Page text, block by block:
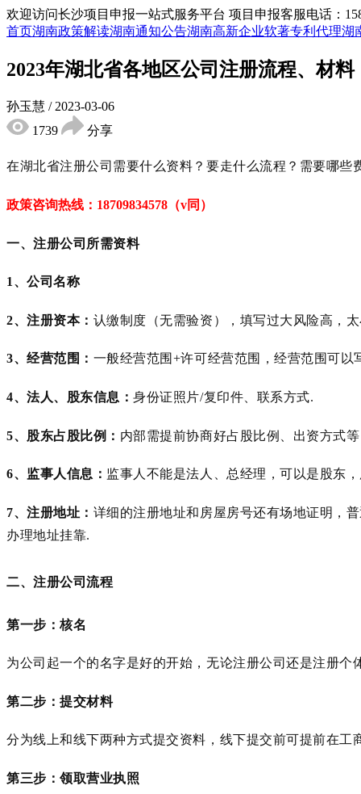
欢迎访问长沙项目申报一站式服务平台 项目申报客服电话：
首页湖南政策解读湖南通知公告湖南高新企业软著专利代理湖
2023年湖北省各地区公司注册流程、材料
孙玉慧 / 2023-03-06
1739
分享
在湖北省注册公司需要什么资料？要走什么流程？ 需要哪些
政策咨询热线： 18709834578（v同）
一、注册公司所需资料
1、公司名称
2、注册资本： 认缴制度（无需验资），填写过大风险高，
3、经营范围： 一般经营范围 +许可经营范围，经营范围可以
4、法人、股东信息：身份证照片/复印件、联系方式.
5、股东占股比例： 内部需提前协商好占股比例、出资方式
6、监事人信息： 监事人不能是法人、总经理，可以是股东
7、注册地址： 详细的注册地址和房屋房号还有场地证明，
办理地址挂靠.
二、注册公司流程
第一步：核名
为公司起一个的名字是好的开始，无论注册公司还是注册
第二步：提交材料
分为线上和线下两种方式提交资料，线下提交前可提前在工
第三步：领取营业执照